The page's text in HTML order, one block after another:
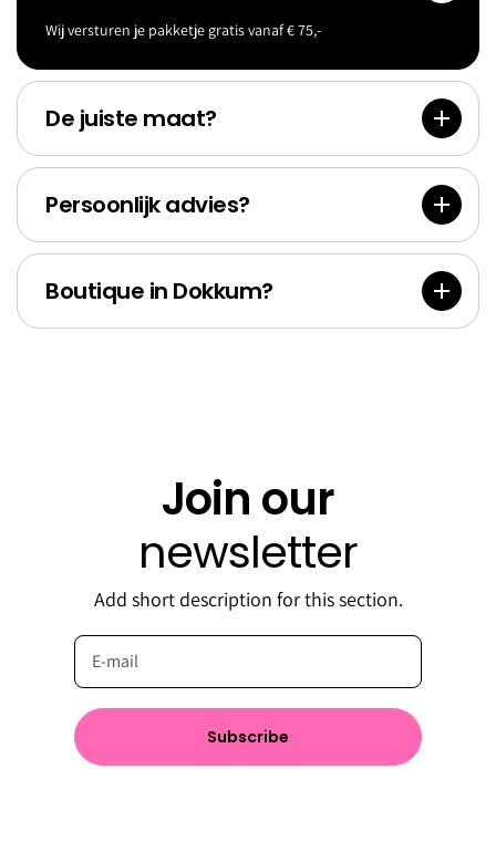
Accessoi
res
Wij versturen je pakketje gratis vanaf € 75,-
De juiste maat?
Persoonlijk advies?
Boutique in Dokkum?
Join our
newsletter
Add short description for this section.
Subscribe